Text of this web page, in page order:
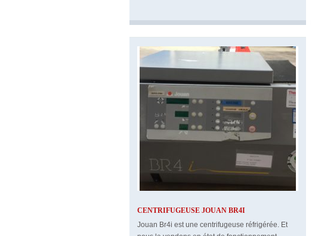
CENTRIFUGEUSE JOUAN BR4I
Jouan Br4i est une centrifugeuse réfrigérée. Et